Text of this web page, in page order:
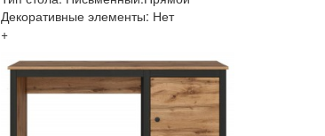
Декоративные элементы: Нет
+